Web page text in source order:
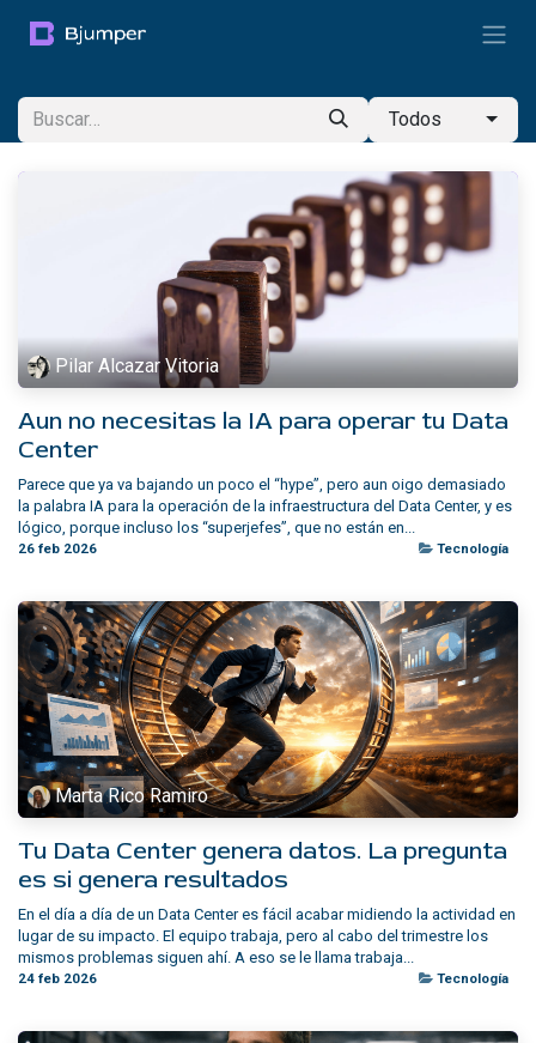
Todos
Pilar Alcazar Vitoria
Aun no necesitas la IA para operar tu Data
Center
Parece que ya va bajando un poco el “hype”, pero aun oigo demasiado
la palabra IA para la operación de la infraestructura del Data Center, y es
lógico, porque incluso los “superjefes”, que no están en...
26 feb 2026 Tecnología
Marta Rico Ramiro
Tu Data Center genera datos. La pregunta
es si genera resultados
En el día a día de un Data Center es fácil acabar midiendo la actividad en
lugar de su impacto. El equipo trabaja, pero al cabo del trimestre los
mismos problemas siguen ahí. A eso se le llama trabaja...
24 feb 2026 Tecnología